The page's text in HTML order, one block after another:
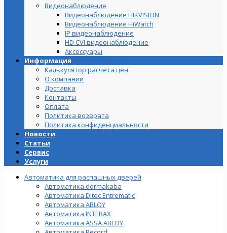
Видеонаблюдение
Видеонаблюдение HIKVISION
Видеонаблюдение HiWatch
IP видеонаблюдение
HD CVI видеонаблюдение
Аксессуары
Информация
Калькулятор расчета цен
О компании
Доставка
Контакты
Оплата
Политика возврата
Политика конфиденциальности
Новости
Статьи
Сервис
Услуги
Автоматика для распашных дверей
Автоматика dormakaba
Автоматика Ditec Entrematic
Автоматика ABLOY
Автоматика INTERAX
Автоматика ASSA ABLOY